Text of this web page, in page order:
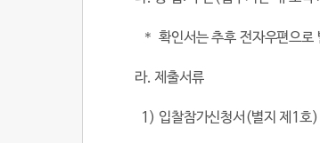
＊ 확인서는 추후 전자우편으로
라. 제출서류
1) 입찰참가신청서 (별지 제 1호)